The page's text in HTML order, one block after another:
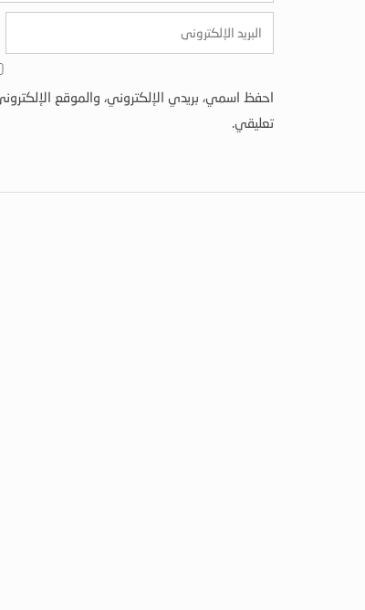
احفظ اسمي، بريدي الإلكتروني، والموقع
تعليقي.